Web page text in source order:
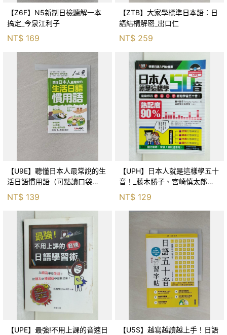
【Z6F】N5新制日檢聽解一本
搞定_今泉江利子
NT$ 169
【ZTB】大家學標準日本語：日
語結構解密_出口仁
NT$ 259
【U9E】聽懂日本人最常說的生
活日語慣用語（可點讀口袋
書）：書+朗讀MP3_LiveABC編
輯群
NT$ 139
【UPH】日本人就是這樣學五十
音！_藤木勝子、宮崎慎太郎教
授/審訂
NT$ 129
【UPE】最強!不用上課的音速日 【U5S】越寫越讀越上手！日語